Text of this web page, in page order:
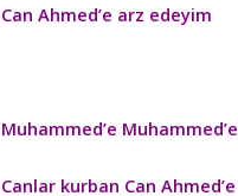
Can Ahmed’e arz edeyim
Muhammed’e Muhammed’e
Canlar kurban Can Ahmed’e